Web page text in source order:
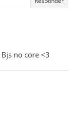
no core <3